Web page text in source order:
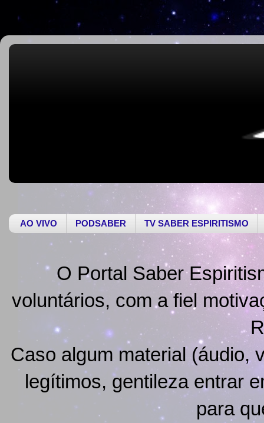
AO VIVO PODSABER TV SABER ESPIRITISMO
O Portal Saber
voluntários, com a fiel
Caso algum material (áudio,
legítimos, gentileza entrar
para